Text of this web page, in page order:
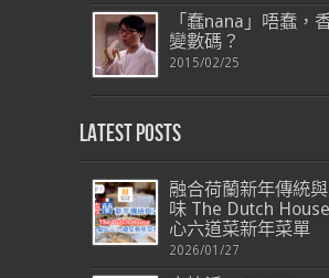
「蠢nana」唔蠢，
變數碼？
2015/02/25
Latest Posts
融合荷蘭新年傳統
味 The Dutch
心六道菜新年菜單
2026/01/27